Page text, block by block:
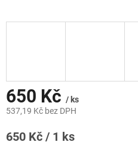
650 Kč / ks
537,19 Kč bez DPH
Měrná
650 Kč / 1 ks